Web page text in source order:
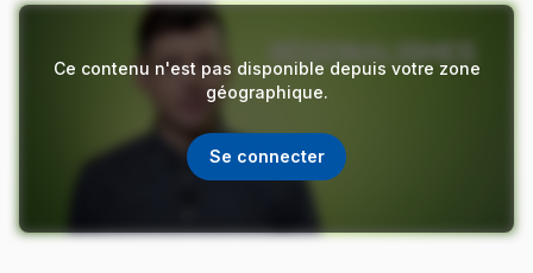
Ce contenu n'est pas disponible depuis votre zone
géographique.
Se connecter